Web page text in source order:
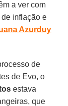
a ver com
inflação e
Azurduy
de
de Evo, o
estava
que